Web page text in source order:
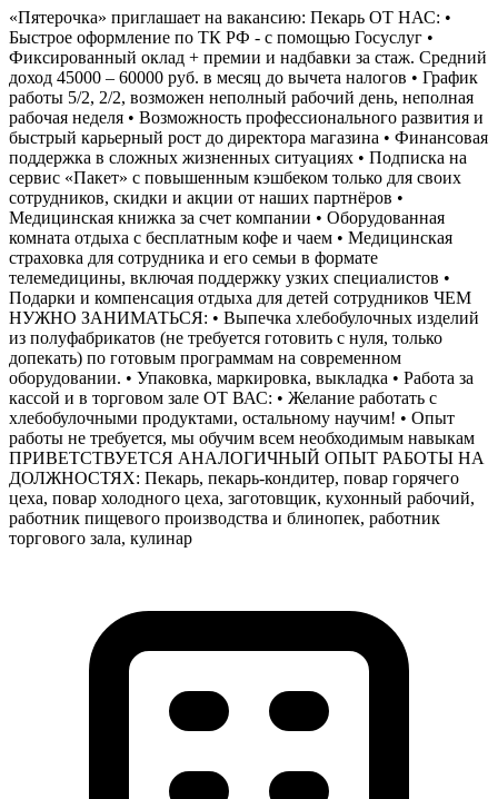
«Пятерочка» приглашает на вакансию: Пекарь ОТ НАС: •
Быстрое оформление по ТК РФ - с помощью Госуслуг •
Фиксированный оклад + премии и надбавки за стаж. Средний
доход 45000 – 60000 руб. в месяц до вычета налогов • График
работы 5/2, 2/2, возможен неполный рабочий день, неполная
рабочая неделя • Возможность профессионального развития и
быстрый карьерный рост до директора магазина • Финансовая
поддержка в сложных жизненных ситуациях • Подписка на
сервис «Пакет» с повышенным кэшбеком только для своих
сотрудников, скидки и акции от наших партнёров •
Медицинская книжка за счет компании • Оборудованная
комната отдыха с бесплатным кофе и чаем • Медицинская
страховка для сотрудника и его семьи в формате
телемедицины, включая поддержку узких специалистов •
Подарки и компенсация отдыха для детей сотрудников ЧЕМ
НУЖНО ЗАНИМАТЬСЯ: • Выпечка хлебобулочных изделий
из полуфабрикатов (не требуется готовить с нуля, только
допекать) по готовым программам на современном
оборудовании. • Упаковка, маркировка, выкладка • Работа за
кассой и в торговом зале ОТ ВАС: • Желание работать с
хлебобулочными продуктами, остальному научим! • Опыт
работы не требуется, мы обучим всем необходимым навыкам
ПРИВЕТСТВУЕТСЯ АНАЛОГИЧНЫЙ ОПЫТ РАБОТЫ НА
ДОЛЖНОСТЯХ: Пекарь, пекарь-кондитер, повар горячего
цеха, повар холодного цеха, заготовщик, кухонный рабочий,
работник пищевого производства и блинопек, работник
торгового зала, кулинар